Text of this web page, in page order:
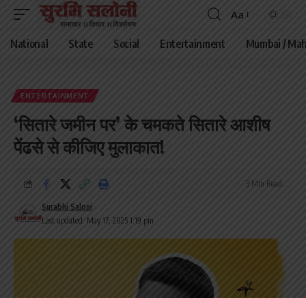
Font
Resizer
Aa
National State Social Entertainment Mumbai /
ENTERTAINMENT
‘सितारे जमीन पर’ के चमकते सितारे आशीष
पेंढसे से कीजिए मुलाकात!
Last updated: May 17, 2025 1:19 pm
Surabhi Saloni
3 Min Read